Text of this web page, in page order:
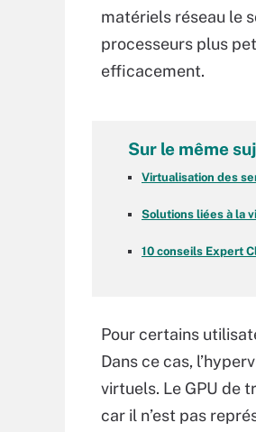
matériels réseau le
processeurs plus
efficacement.
Sur le même
Virtualisation des
Solutions liées à la
10 conseils Expert
Pour certains
Dans ce cas,
virtuels. Le GPU de
car il n’est pas